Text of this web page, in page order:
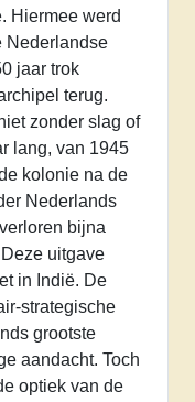
Hiermee werd
Nederlandse
jaar trok
terug.
zonder slag of
lang, van 1945
kolonie na de
Nederlands
bijna
uitgave
in Indië. De
strategische
grootste
aandacht. Toch
optiek van de